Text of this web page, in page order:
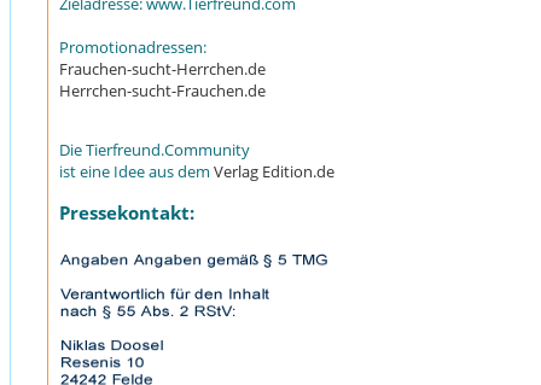
Promotionadressen:
Frauchen-sucht-Herrchen.de
Herrchen-sucht-Frauchen.de
Die Tierfreund.Community
ist eine Idee aus dem Verlag Edition.de
Pressekontakt: